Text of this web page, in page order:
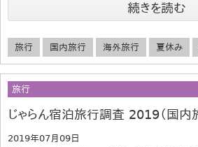
続きを読む
旅行 国内旅行 海外旅行 夏休み
旅行
じゃらん宿泊旅行調査 2019（国内
2019年07月09日